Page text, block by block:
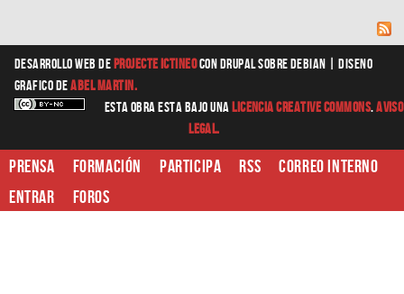
Desarrollo web deProjecte Ictineocon Drupal sobre Debian |diseno
graficodeAbel Martin.
Esta obra esta bajo unaLicencia Creative Commons.Aviso
Legal.
Prensa Formación Participa RSS
Correo interno
Entrar
Foros